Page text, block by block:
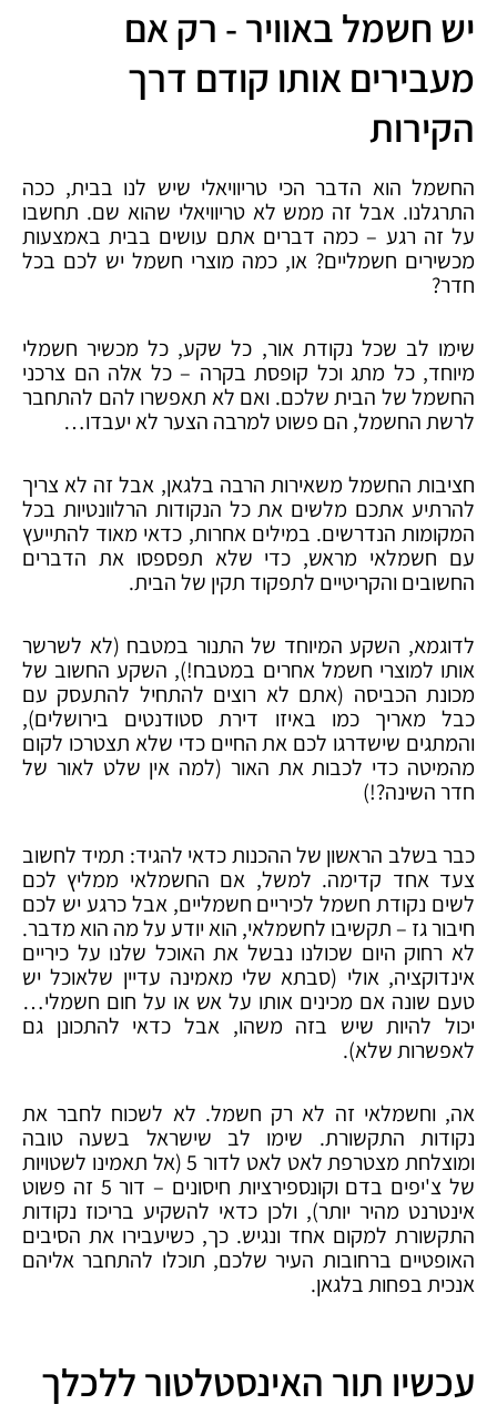
יש חשמל באוויר - רק אם
מעבירים אותו קודם דרך
הקירות
החשמל הוא הדבר הכי טריוויאלי שיש לנו בבית, ככה
התרגלנו. אבל זה ממש לא טריוויאלי שהוא שם. תחשבו
על זה רגע – כמה דברים אתם עושים בבית באמצעות
מכשירים חשמליים? או, כמה מוצרי חשמל יש לכם בכל
חדר?
שימו לב שכל נקודת אור, כל שקע, כל מכשיר חשמלי
מיוחד, כל מתג וכל קופסת בקרה – כל אלה הם צרכני
החשמל של הבית שלכם. ואם לא תאפשרו להם להתחבר
לרשת החשמל, הם פשוט למרבה הצער לא יעבדו…
חציבות החשמל משאירות הרבה בלגאן, אבל זה לא צריך
להרתיע אתכם מלשים את כל הנקודות הרלוונטיות בכל
המקומות הנדרשים. במילים אחרות, כדאי מאוד להתייעץ
עם חשמלאי מראש, כדי שלא תפספסו את הדברים
החשובים והקריטיים לתפקוד תקין של הבית.
לדוגמא, השקע המיוחד של התנור במטבח (לא לשרשר
אותו למוצרי חשמל אחרים במטבח!), השקע החשוב של
מכונת הכביסה (אתם לא רוצים להתחיל להתעסק עם
כבל מאריך כמו באיזו דירת סטודנטים בירושלים),
והמתגים שישדרגו לכם את החיים כדי שלא תצטרכו לקום
מהמיטה כדי לכבות את האור (למה אין שלט לאור של
חדר השינה?!)
כבר בשלב הראשון של ההכנות כדאי להגיד: תמיד לחשוב
צעד אחד קדימה. למשל, אם החשמלאי ממליץ לכם
לשים נקודת חשמל לכיריים חשמליים, אבל כרגע יש לכם
חיבור גז – תקשיבו לחשמלאי, הוא יודע על מה הוא מדבר.
לא רחוק היום שכולנו נבשל את האוכל שלנו על כיריים
אינדוקציה, אולי (סבתא שלי מאמינה עדיין שלאוכל יש
טעם שונה אם מכינים אותו על אש או על חום חשמלי…
יכול להיות שיש בזה משהו, אבל כדאי להתכונן גם
לאפשרות שלא).
אה, וחשמלאי זה לא רק חשמל. לא לשכוח לחבר את
נקודות התקשורת. שימו לב שישראל בשעה טובה
ומוצלחת מצטרפת לאט לאט לדור 5 (אל תאמינו לשטויות
של צ'יפים בדם וקונספירציות חיסונים – דור 5 זה פשוט
אינטרנט מהיר יותר), ולכן כדאי להשקיע בריכוז נקודות
התקשורת למקום אחד ונגיש. כך, כשיעבירו את הסיבים
האופטיים ברחובות העיר שלכם, תוכלו להתחבר אליהם
אנכית בפחות בלגאן.
עכשיו תור האינסטלטור ללכלך